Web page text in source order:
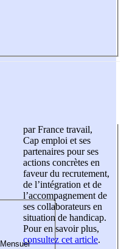
par France travail,
Cap emploi et ses
partenaires pour ses
actions concrètes en
faveur du recrutement,
de l’intégration et de
l’accompagnement de
ses collaborateurs en
situation de handicap.
Pour en savoir plus,
consultez cet article.